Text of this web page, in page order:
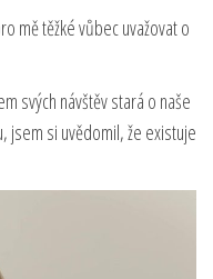
mě těžké vůbec uvažovat o
svých návštěv stará o naše
jsem si uvědomil, že existuje